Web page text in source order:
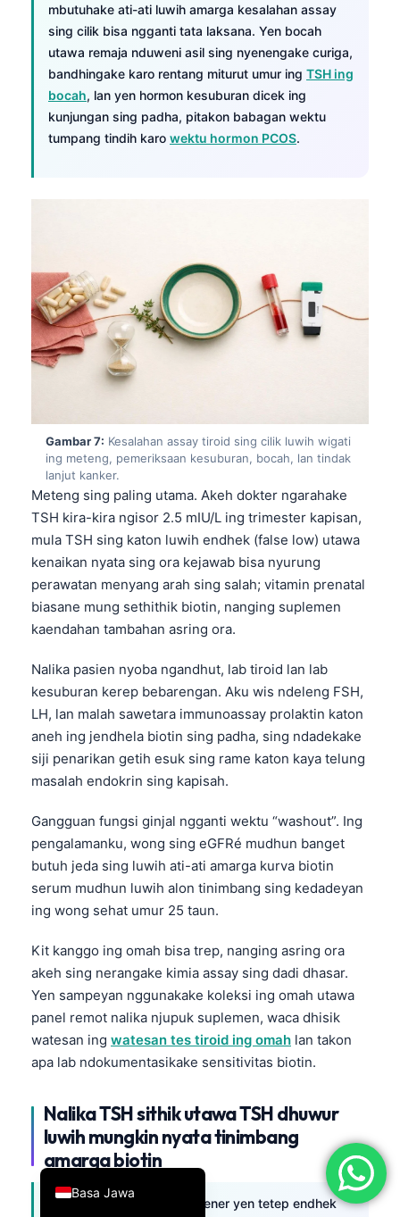
mbutuhake ati-ati luwih amarga kesalahan assay
sing cilik bisa ngganti tata laksana. Yen bocah
utawa remaja nduweni asil sing nyenengake curiga,
bandhingake karo rentang miturut umur ing TSH ing
bocah, lan yen hormon kesuburan dicek ing
kunjungan sing padha, pitakon babagan wektu
tumpang tindih karo wektu hormon PCOS.
Gambar 7: Kesalahan assay tiroid sing cilik luwih wigati
ing meteng, pemeriksaan kesuburan, bocah, lan tindak
lanjut kanker.
Meteng sing paling utama. Akeh dokter ngarahake
TSH kira-kira ngisor 2.5 mIU/L ing trimester kapisan,
mula TSH sing katon luwih endhek (false low) utawa
kenaikan nyata sing ora kejawab bisa nyurung
perawatan menyang arah sing salah; vitamin prenatal
biasane mung sethithik biotin, nanging suplemen
kaendahan tambahan asring ora.
Nalika pasien nyoba ngandhut, lab tiroid lan lab
kesuburan kerep bebarengan. Aku wis ndeleng FSH,
LH, lan malah sawetara immunoassay prolaktin katon
aneh ing jendhela biotin sing padha, sing ndadekake
siji penarikan getih esuk sing rame katon kaya telung
masalah endokrin sing kapisah.
Gangguan fungsi ginjal ngganti wektu “washout”. Ing
pengalamanku, wong sing eGFRé mudhun banget
butuh jeda sing luwih ati-ati amarga kurva biotin
serum mudhun luwih alon tinimbang sing kedadeyan
ing wong sehat umur 25 taun.
Kit kanggo ing omah bisa trep, nanging asring ora
akeh sing nerangake kimia assay sing dadi dhasar.
Yen sampeyan nggunakake koleksi ing omah utawa
panel remot nalika njupuk suplemen, waca dhisik
watesan ing watesan tes tiroid ing omah lan takon
apa lab ndokumentasikake sensitivitas biotin.
Nalika TSH sithik utawa TSH dhuwur
luwih mungkin nyata tinimbang
amarga biotin
TSH sing endhek mesthi bener yen tetep endhek
Basa Jawa
English
Deutsch
العربية
עִבְרִית
Italiano
Español
Português
Türkçe
Română
简体中文
Български
Dansk
Nederlands
हिन्दी
Bahasa Indonesia
Հայերեն
Íslenska
Српски језик
Svenska
Bosanski
Eesti
日本語
ქართული
Русский
Lietuvių kalba
Polski
اردو
मराठी
తెలుగు
தமிழ்